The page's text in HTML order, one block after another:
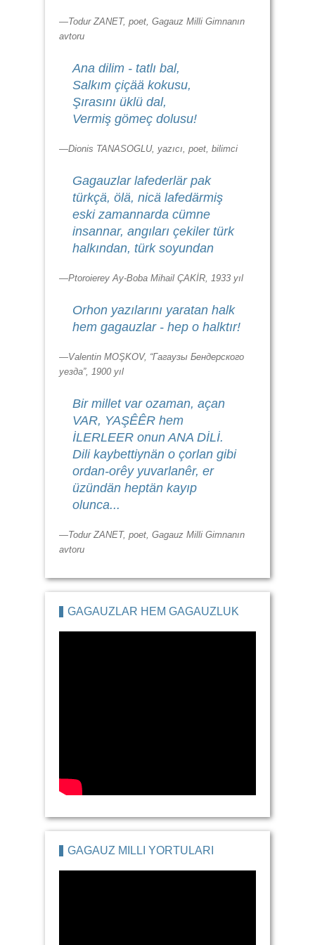
—Todur ZANET, poet, Gagauz Milli Gimnanın
avtoru
Ana dilim - tatlı bal,
Salkım çiçää kokusu,
Şırasını üklü dal,
Vermiş gömeç dolusu!
—Dionis TANASOGLU, yazıcı, poet, bilimci
Gagauzlar lafederlär pak
türkçä, ölä, nicä lafedärmiş
eski zamannarda cümne
insannar, angıları çekiler türk
halkından, türk soyundan
—Ptoroierey Ay-Boba Mihail ÇAKİR, 1933 yıl
Orhon yazılarını yaratan halk
hem gagauzlar - hep o halktır!
—Valentin MOŞKOV, “Гагаузы Бендерского
уезда”, 1900 yıl
Bir millet var ozaman, açan
VAR, YAŞÊÊR hem
İLERLEER onun ANA DİLİ.
Dili kaybettiynän o çorlan gibi
ordan-orêy yuvarlanêr, er
üzündän heptän kayıp
olunca...
—Todur ZANET, poet, Gagauz Milli Gimnanın
avtoru
GAGAUZLAR HEM GAGAUZLUK
GAGAUZ MILLI YORTULARI